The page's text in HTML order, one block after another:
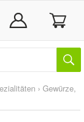
› Gewürze,